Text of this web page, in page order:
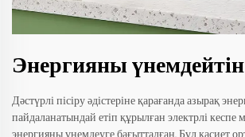
Энергияны
Дәстүрлі пісіру әдістеріне қарағанда азырақ
пайдаланатындай етіп құрылған электрлі